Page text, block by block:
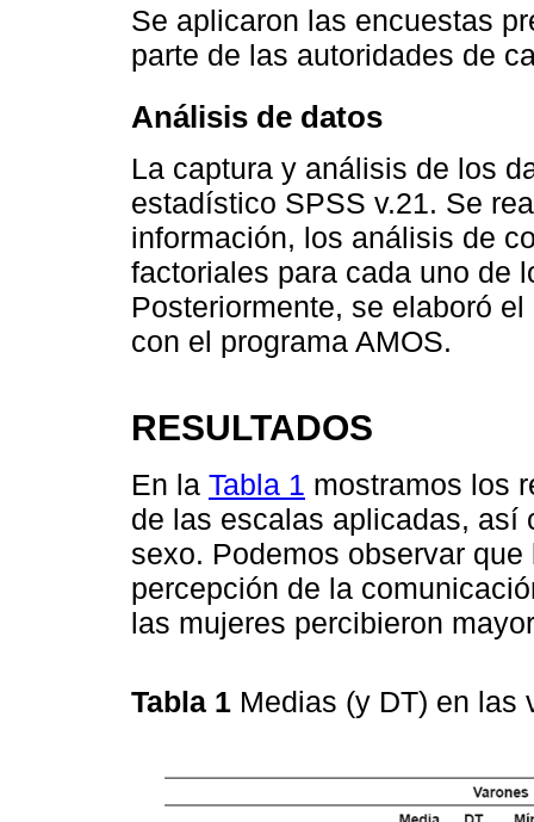
Se aplicaron las encuestas
parte de las autoridades de
Análisis de datos
La captura y análisis de los
estadístico SPSS v.21. Se
información, los análisis de
factoriales para cada uno de
Posteriormente, se elaboró
con el programa AMOS.
RESULTADOS
En la Tabla 1 mostramos los
de las escalas aplicadas, así
sexo. Podemos observar
percepción de la
las mujeres percibieron
Tabla 1 Medias (y DT) en